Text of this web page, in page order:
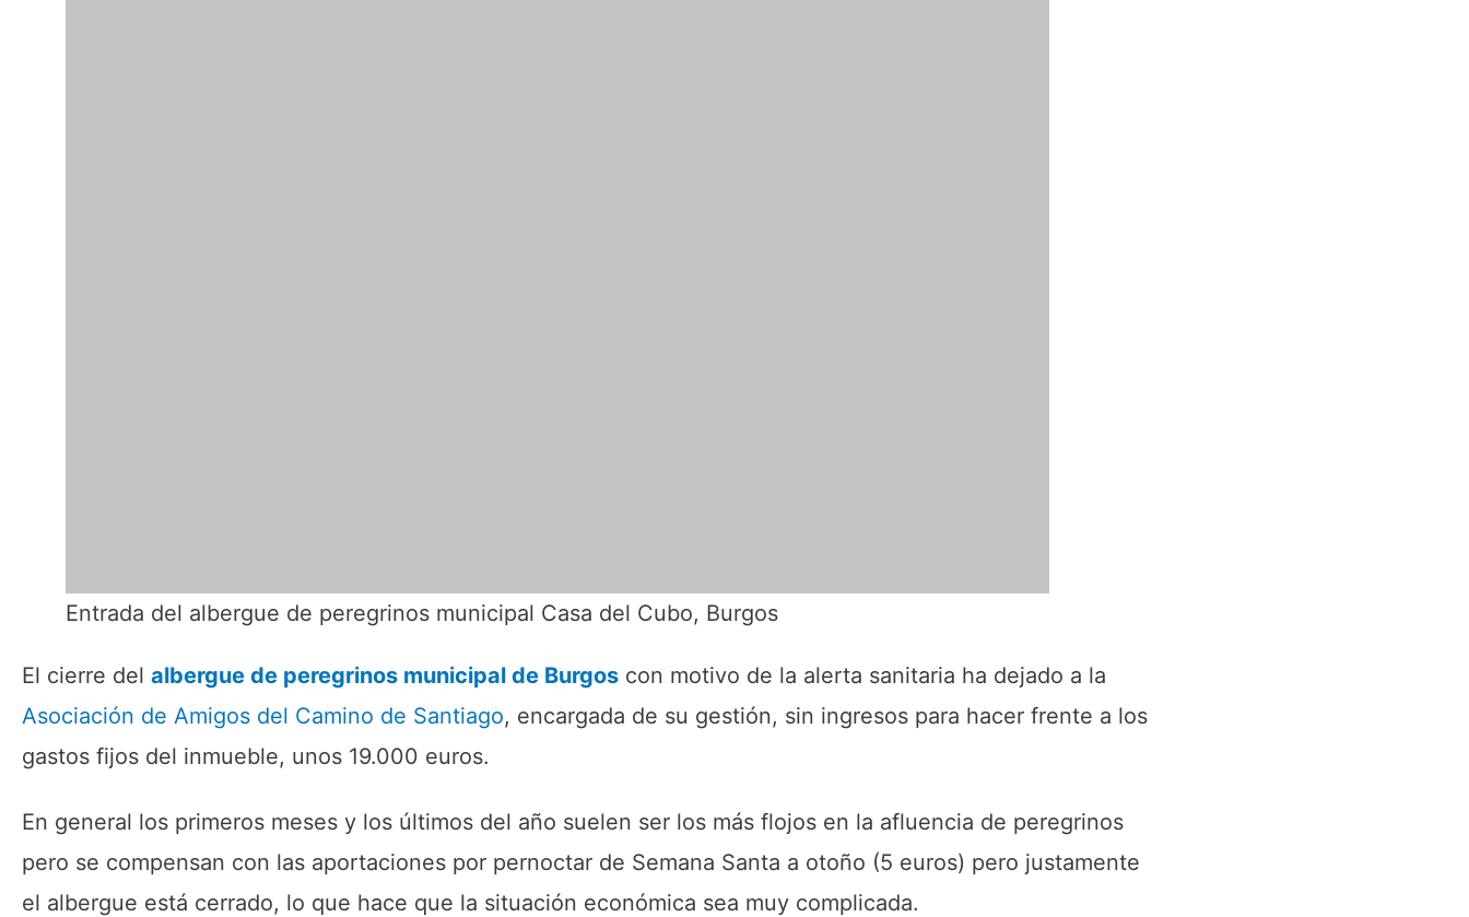
Entrada del albergue de peregrinos municipal Casa del Cubo, Burgos
El cierre del albergue de peregrinos municipal de Burgos con motivo de la alerta sanitaria ha dejado a la
Asociación de Amigos del Camino de Santiago, encargada de su gestión, sin ingresos para hacer frente a los
gastos fijos del inmueble, unos 19.000 euros.
En general los primeros meses y los últimos del año suelen ser los más flojos en la afluencia de peregrinos
pero se compensan con las aportaciones por pernoctar de Semana Santa a otoño (5 euros) pero justamente
el albergue está cerrado, lo que hace que la situación económica sea muy complicada.